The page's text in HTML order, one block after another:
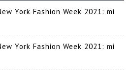
York Fashion Week 2021: mi
York Fashion Week 2021: mi